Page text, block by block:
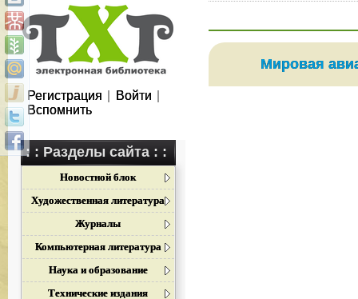
Регистрация Войти
Вспомнить
: : Разделы сайта : :
Новостной блок
Художественная литература
Журналы
Компьютерная литература
Наука и образование
Технические издания
Мировая